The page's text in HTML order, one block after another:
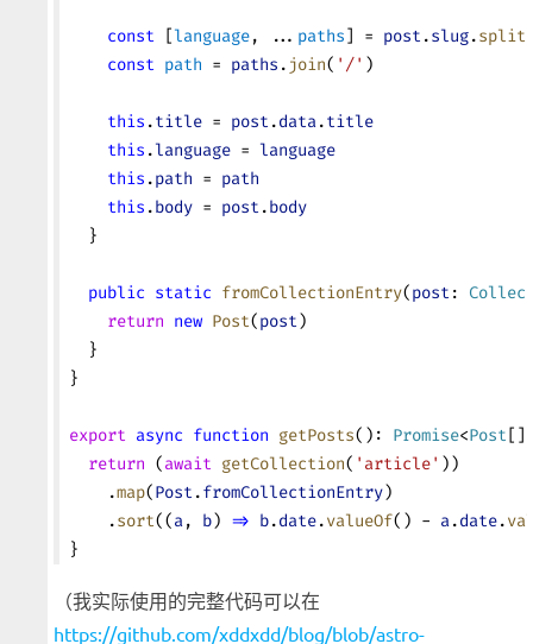
    const
[language, ... paths] = post .slug.split
    const
path = paths . join( '/' )
    this
.title = post .data.title
    this
.language = language
    this
.path = path
    this
.body = post .body
  }
  public
static fromCollectionEntry(post :
    return
new Post(post)
  }
}
export async function getPosts(): Promise<Post
  return
(await getCollection( 'article' ))
    .
map(Post .fromCollectionEntry)
    .
sort((a, b) => b.date.valueOf() - a.date.
}
（我实际使用的完整代码可以在
https://github.com/xddxdd/blog/blob/astro-